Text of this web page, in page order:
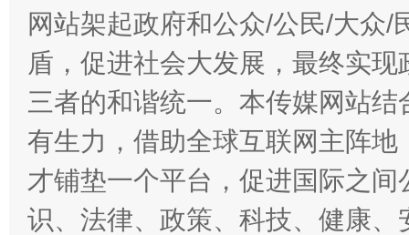
网站架起政府和公众/公民/大众
盾，促进社会大发展，最终实
三者的和谐统一。本传媒网站
有生力，借助全球互联网主阵
才铺垫一个平台，促进国际之
识、法律、政策、科技、健康